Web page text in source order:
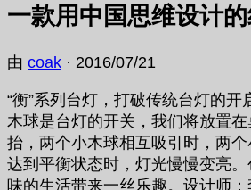
一款用中国思维设计
由 coak · 2016/07/21
“衡”系列台灯，打破传统台灯的开
木球是台灯的开关，我们将放置
抬，两个小木球相互吸引时，两个
达到平衡状态时，灯光慢慢变亮
味的生活带来一丝乐趣。设计师：